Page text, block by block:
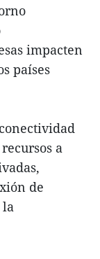
impacten
países
a
de
la